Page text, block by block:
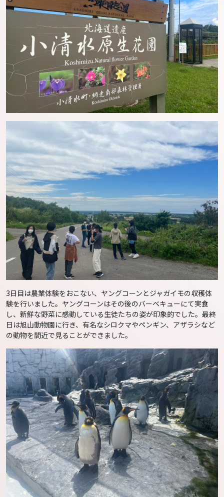
3日目は農業体験をおこない、ヤングコーンとジャガイモの収穫体
験を行いました。ヤングコーンはその後のバーベキューにて実食
し、新鮮な野菜に感動している生徒たちの姿が印象的でした。最終
日は旭山動物園に行き、有名なシロクマやペンギン、アザラシなど
の動物を間近で見ることができました。